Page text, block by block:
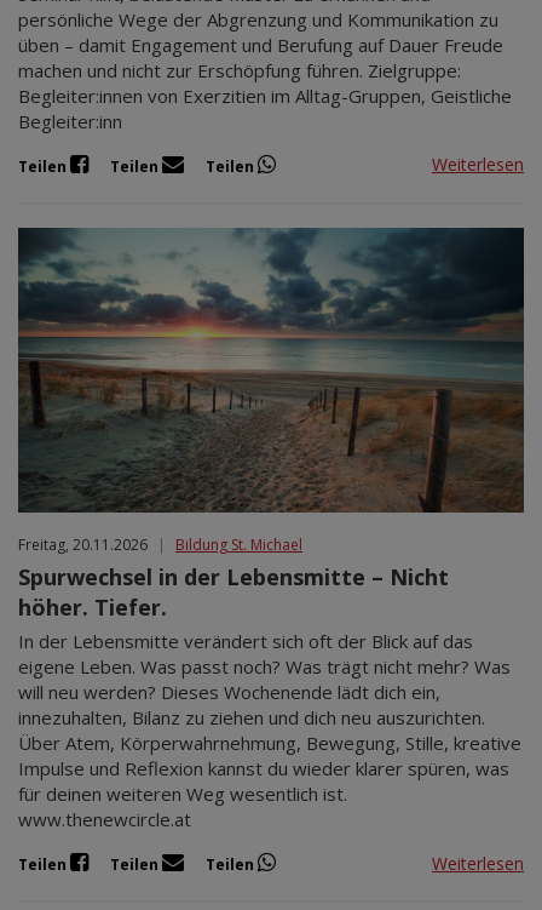
persönliche Wege der Abgrenzung und Kommunikation zu
üben – damit Engagement und Berufung auf Dauer Freude
machen und nicht zur Erschöpfung führen. Zielgruppe:
Begleiter:innen von Exerzitien im Alltag-Gruppen, Geistliche
Begleiter:inn
Teilen Teilen Teilen Weiterlesen
Freitag, 20.11.2026 | Bildung St. Michael
Spurwechsel in der Lebensmitte – Nicht
höher. Tiefer.
In der Lebensmitte verändert sich oft der Blick auf das
eigene Leben. Was passt noch? Was trägt nicht mehr? Was
will neu werden? Dieses Wochenende lädt dich ein,
innezuhalten, Bilanz zu ziehen und dich neu auszurichten.
Über Atem, Körperwahrnehmung, Bewegung, Stille, kreative
Impulse und Reflexion kannst du wieder klarer spüren, was
für deinen weiteren Weg wesentlich ist.
www.thenewcircle.at
Teilen Teilen Teilen Weiterlesen